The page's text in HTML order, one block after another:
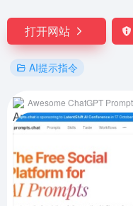
打开网站
AI提示指令
Awesome ChatGPT